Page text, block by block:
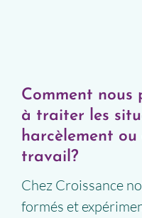
Comment nous
à traiter les
harcèlement
travail?
Chez Croissance
formés et